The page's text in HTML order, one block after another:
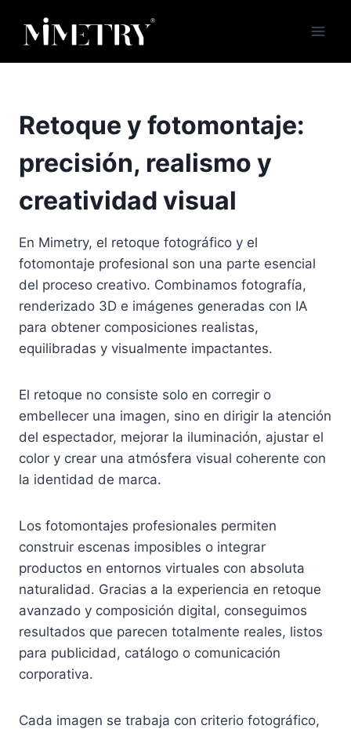
Retoque y fotomontaje:
precisión, realismo y
creatividad visual
En Mimetry, el retoque fotográfico y el
fotomontaje profesional son una parte esencial
del proceso creativo. Combinamos fotografía,
renderizado 3D e imágenes generadas con IA
para obtener composiciones realistas,
equilibradas y visualmente impactantes.
El retoque no consiste solo en corregir o
embellecer una imagen, sino en dirigir la atención
del espectador, mejorar la iluminación, ajustar el
color y crear una atmósfera visual coherente con
la identidad de marca.
Los fotomontajes profesionales permiten
construir escenas imposibles o integrar
productos en entornos virtuales con absoluta
naturalidad. Gracias a la experiencia en retoque
avanzado y composición digital, conseguimos
resultados que parecen totalmente reales, listos
para publicidad, catálogo o comunicación
corporativa.
Cada imagen se trabaja con criterio fotográfico,